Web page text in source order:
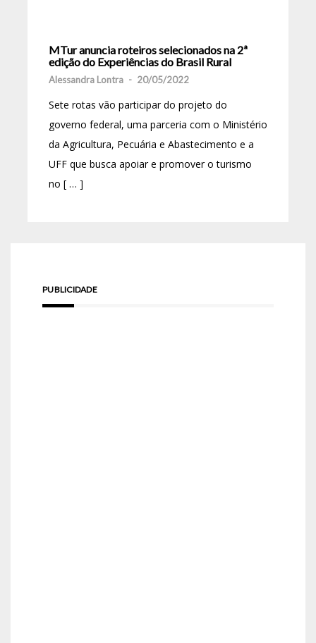
MTur anuncia roteiros selecionados na 2ª
edição do Experiências do Brasil Rural
Alessandra Lontra - 20/05/2022
Sete rotas vão participar do projeto do
governo federal, uma parceria com o Ministério
da Agricultura, Pecuária e Abastecimento e a
UFF que busca apoiar e promover o turismo
no [ … ]
PUBLICIDADE